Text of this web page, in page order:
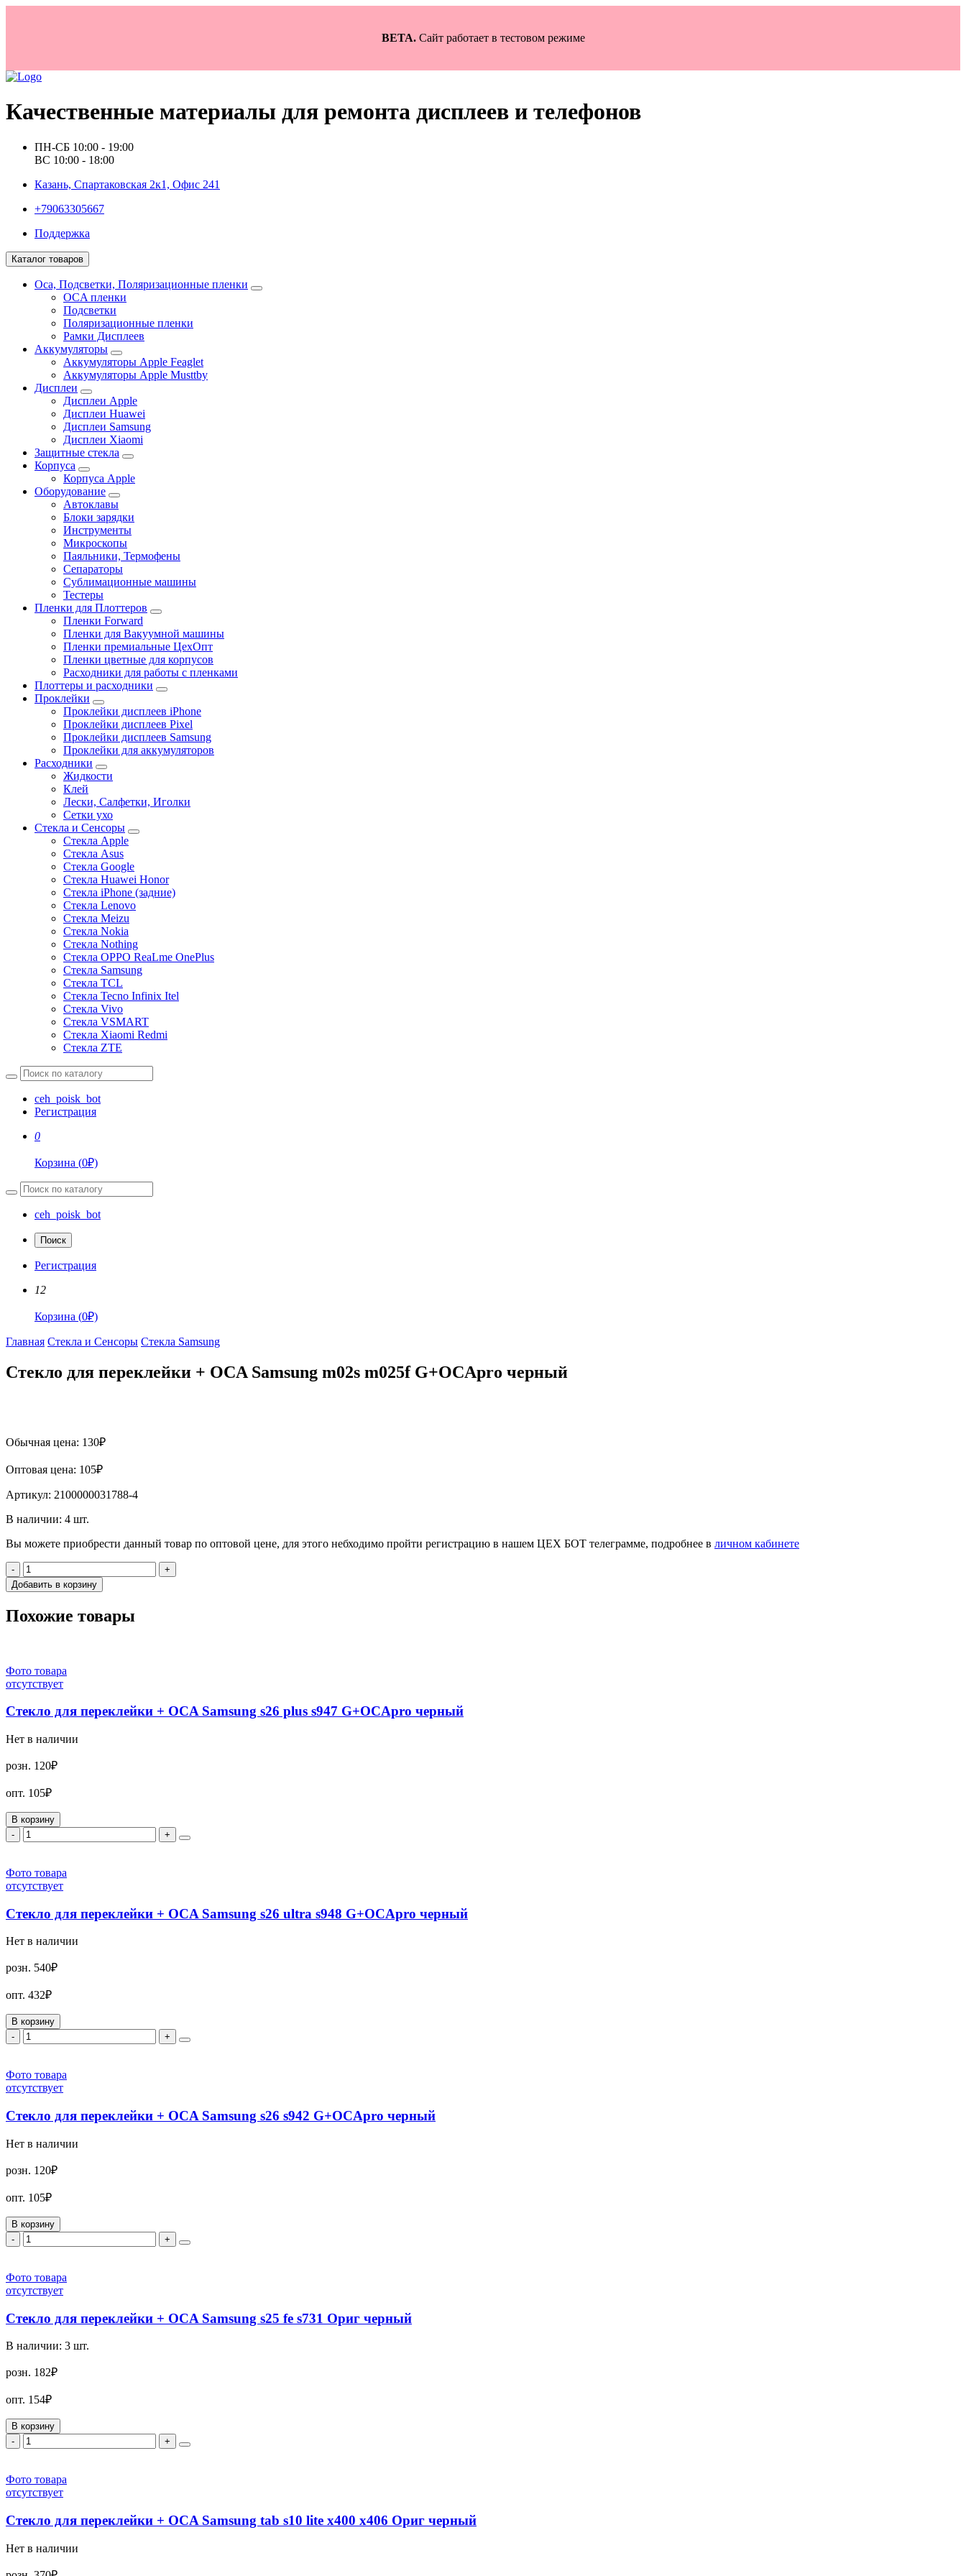
BETA.Сайт работает в тестовом режиме
Качественные материалы для ремонта дисплеев и телефонов
ПН-СБ 10:00 - 19:00
ВС 10:00 - 18:00
Казань, Спартаковская 2к1, Офис 241
+79063305667
Поддержка
Каталог товаров
Oca, Подсветки, Поляризационные пленки
OCA пленки
Подсветки
Поляризационные пленки
Рамки Дисплеев
Аккумуляторы
Аккумуляторы Apple Feaglet
Аккумуляторы Apple Musttby
Дисплеи
Дисплеи Apple
Дисплеи Huawei
Дисплеи Samsung
Дисплеи Xiaomi
Защитные стекла
Корпуса
Корпуса Apple
Оборудование
Автоклавы
Блоки зарядки
Инструменты
Микроскопы
Паяльники, Термофены
Сепараторы
Сублимационные машины
Тестеры
Пленки для Плоттеров
Пленки Forward
Пленки для Вакуумной машины
Пленки премиальные ЦехОпт
Пленки цветные для корпусов
Расходники для работы с пленками
Плоттеры и расходники
Проклейки
Проклейки дисплеев iPhone
Проклейки дисплеев Pixel
Проклейки дисплеев Samsung
Проклейки для аккумуляторов
Расходники
Жидкости
Клей
Лески, Салфетки, Иголки
Сетки ухо
Стекла и Сенсоры
Стекла Apple
Стекла Asus
Стекла Google
Стекла Huawei Honor
Стекла iPhone (задние)
Стекла Lenovo
Стекла Meizu
Стекла Nokia
Стекла Nothing
Стекла OPPO ReaLme OnePlus
Стекла Samsung
Стекла TCL
Стекла Tecno Infinix Itel
Стекла Vivo
Стекла VSMART
Стекла Xiaomi Redmi
Стекла ZTE
ceh_poisk_bot
Регистрация
0
Корзина (0₽)
ceh_poisk_bot
Поиск
Регистрация
12
Корзина (0₽)
Главная Стекла и Сенсоры Стекла Samsung
Стекло для переклейки + OCA Samsung m02s m025f G+OCApro черный
Обычная цена: 130₽
Оптовая цена: 105₽
Артикул: 2100000031788-4
В наличии: 4 шт.
Вы можете приобрести данный товар по оптовой цене, для этого небходимо пройти регистрацию в нашем ЦЕХ БОТ телеграмме, подробнее в личном кабинете
-
+
Добавить в корзину
Похожие товары
Фото товара
отсутствует
Стекло для переклейки + OCA Samsung s26 plus s947 G+OCApro черный
Нет в наличии
розн. 120₽
опт. 105₽
В корзину
-
+
Фото товара
отсутствует
Стекло для переклейки + OCA Samsung s26 ultra s948 G+OCApro черный
Нет в наличии
розн. 540₽
опт. 432₽
В корзину
-
+
Фото товара
отсутствует
Стекло для переклейки + OCA Samsung s26 s942 G+OCApro черный
Нет в наличии
розн. 120₽
опт. 105₽
В корзину
-
+
Фото товара
отсутствует
Стекло для переклейки + OCA Samsung s25 fe s731 Ориг черный
В наличии: 3 шт.
розн. 182₽
опт. 154₽
В корзину
-
+
Фото товара
отсутствует
Стекло для переклейки + OCA Samsung tab s10 lite x400 x406 Ориг черный
Нет в наличии